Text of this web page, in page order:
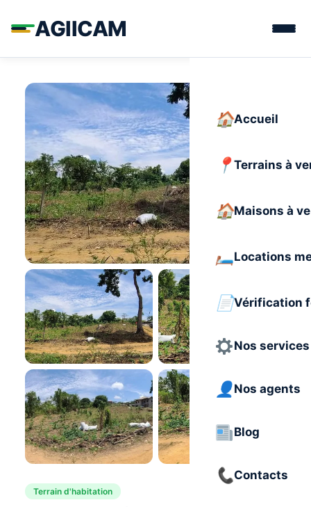
AGIICAM
Accueil
Terrains à
Maisons à
Locations
Vérification
Nos services
Nos agents
Blog
Contacts
+3 photos
Terrain d'habitation